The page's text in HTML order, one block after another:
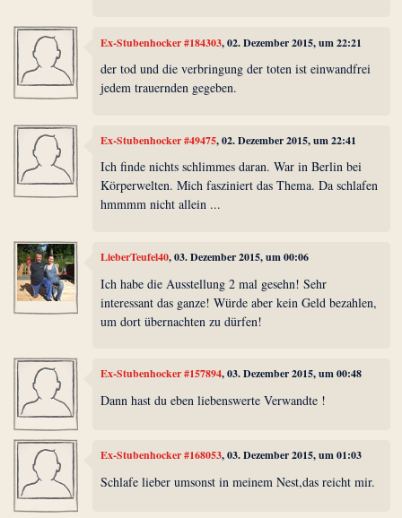
Ex-Stubenhocker #184303, 02. Dezember 2015, um 22:21
der tod und die verbringung der toten ist einwandfrei
jedem trauernden gegeben.
Ex-Stubenhocker #49475, 02. Dezember 2015, um 22:41
Ich finde nichts schlimmes daran. War in Berlin bei
Körperwelten. Mich fasziniert das Thema. Da schlafen
hmmmm nicht allein ...
LieberTeufel40, 03. Dezember 2015, um 00:06
Ich habe die Ausstellung 2 mal gesehn! Sehr
interessant das ganze! Würde aber kein Geld bezahlen,
um dort übernachten zu dürfen!
Ex-Stubenhocker #157894, 03. Dezember 2015, um 00:48
Dann hast du eben liebenswerte Verwandte !
Ex-Stubenhocker #168053, 03. Dezember 2015, um 01:03
Schlafe lieber umsonst in meinem Nest,das reicht mir.